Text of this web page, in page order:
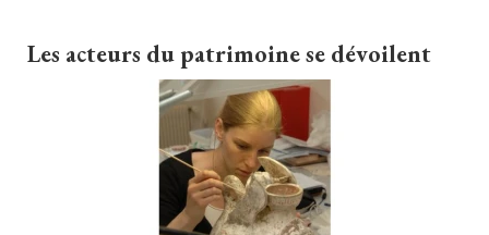
Les acteurs du patrimoine se dévoilent